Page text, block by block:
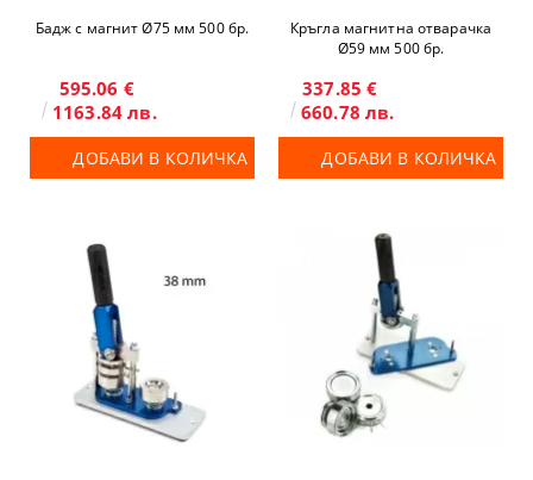
Бадж с магнит Ø75 мм 500 бр.
595.06 €
1163.84 лв.
ДОБАВИ В КОЛИЧКА
Кръгла магнитна отварачка
Ø59 мм 500 бр.
337.85 €
660.78 лв.
ДОБАВИ В КОЛИЧКА